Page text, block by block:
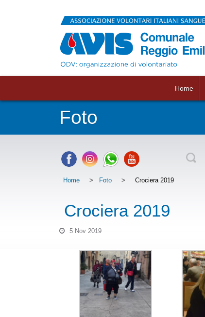
Home
Foto
Home > Foto > Crociera 2019
Crociera 2019
5 Nov 2019